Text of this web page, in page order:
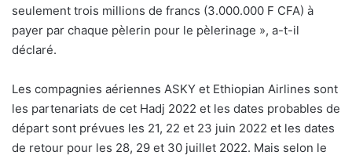
seulement trois millions de francs (3.000.000 F CFA) à
payer par chaque pèlerin pour le pèlerinage », a-t-il
déclaré.
Les compagnies aériennes ASKY et Ethiopian Airlines sont
les partenariats de cet Hadj 2022 et les dates probables de
départ sont prévues les 21, 22 et 23 juin 2022 et les dates
de retour pour les 28, 29 et 30 juillet 2022. Mais selon le